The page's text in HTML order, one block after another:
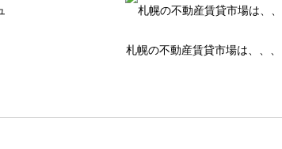
札幌の不動産賃貸市場は、、、